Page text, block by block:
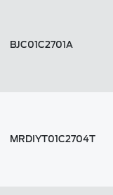
BJC01C2701A
MRDIYT01C2704T